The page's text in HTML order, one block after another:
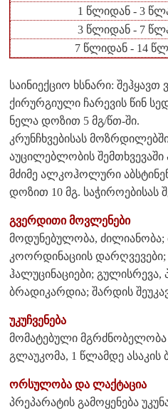
1 წლიდან - 3
3 წლიდან - 7
7 წლიდან - 14
საინიექციო ხსნარი: შეჰყავთ
ქირურგიული ჩარევის წინ
ნელა დოზით 5 მგ/წთ-ში.
კრუნჩხვებისას
აუცილებლობის შემთხვევაში
მძიმე ალკოჰოლური
დოზით 10 მგ. საჭიროებისას
გვერდითი მოვლენები
მოდუნებულობა, ძილიანობა;
კოორდინაციის დარღვევები;
ჰალუცინაციები;
ბრადიკარდია; შარდის
უკუჩვენება
მომატებული მგრძნობელობა
გლაუკომა, 1 წლამდე ასაკის
ორსულობა და ლაქტაცია
პრეპარატის გამოყენება